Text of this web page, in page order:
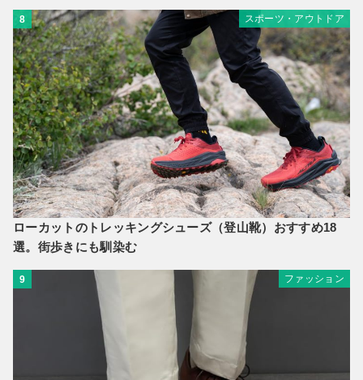
8 スポーツ・アウトドア
ローカットのトレッキングシューズ（登山靴）おすすめ18
選。街歩きにも馴染む
9 ファッション